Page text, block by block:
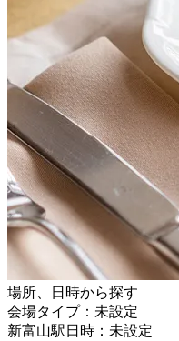
場所、日時から探す
会場タイプ：未設定
新富山駅日時：未設定